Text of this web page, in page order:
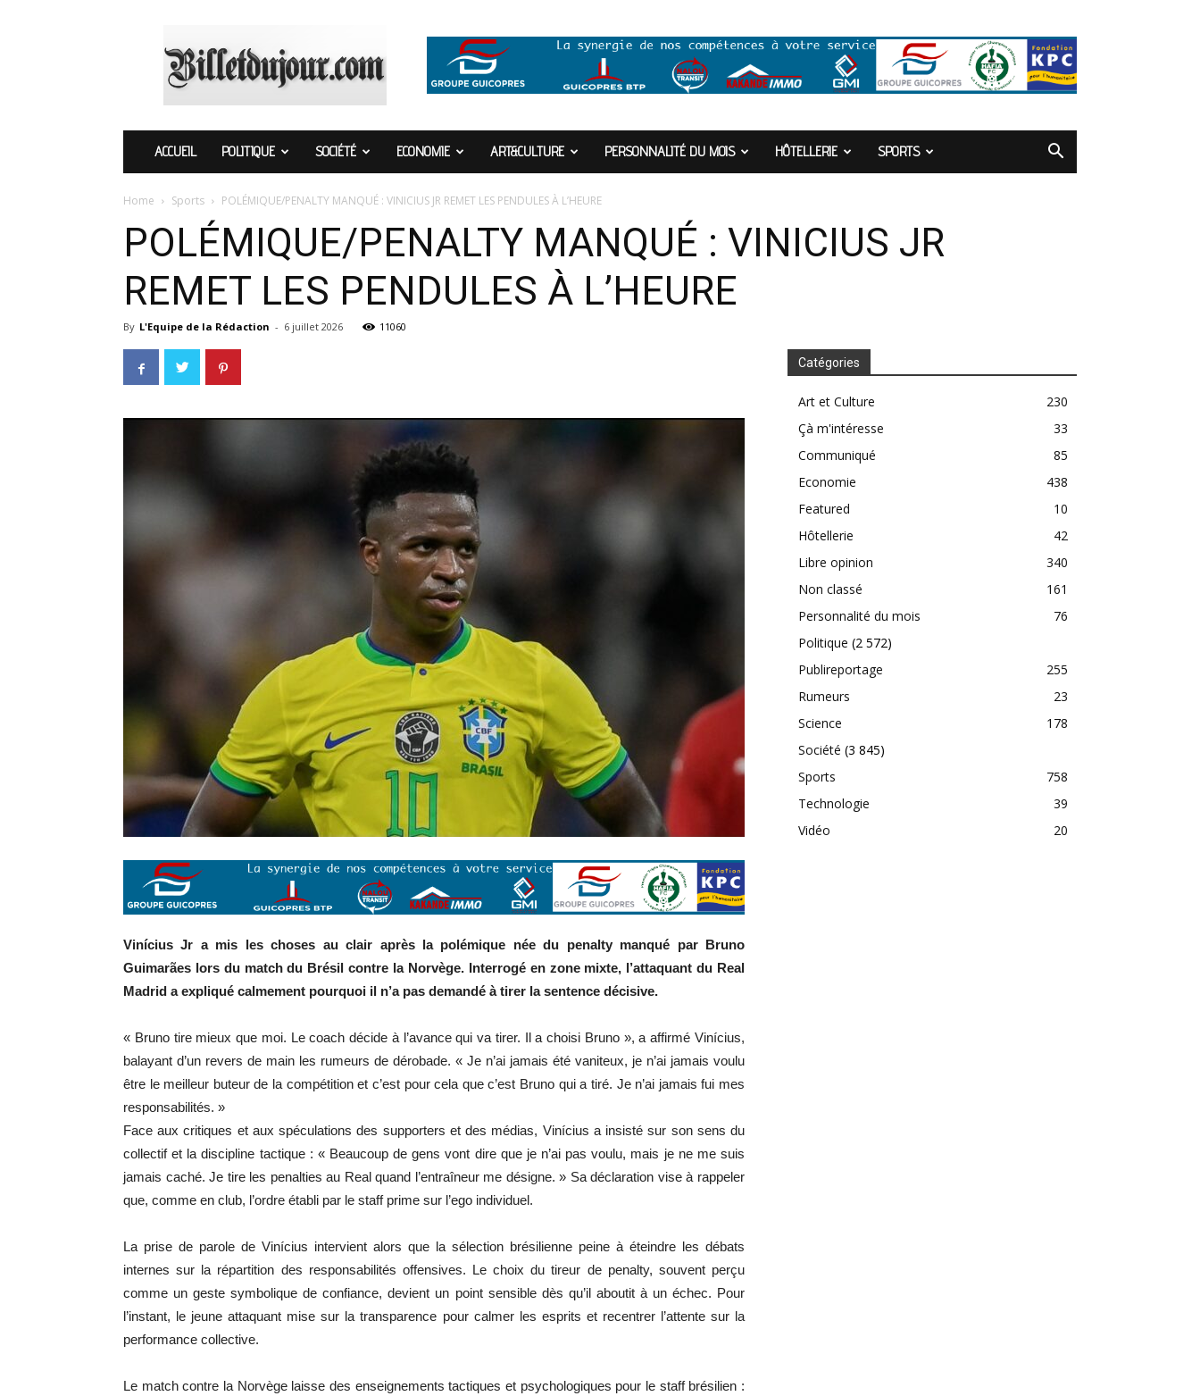
ACCUEIL POLITIQUE SOCIÉTÉ ECONOMIE ART&CULTURE PERSONNALITÉ DU MOIS HÔTELLERIE SPORTS
Home Sports POLÉMIQUE/PENALTY MANQUÉ : VINICIUS JR REMET LES PENDULES À L’HEURE
POLÉMIQUE/PENALTY MANQUÉ : VINICIUS JR
REMET LES PENDULES À L’HEURE
By L'Equipe de la Rédaction - 6 juillet 2026 11060
Vinícius Jr a mis les choses au clair après la polémique née du penalty manqué par Bruno
Guimarães lors du match du Brésil contre la Norvège. Interrogé en zone mixte, l’attaquant du Real
Madrid a expliqué calmement pourquoi il n’a pas demandé à tirer la sentence décisive.
« Bruno tire mieux que moi. Le coach décide à l’avance qui va tirer. Il a choisi Bruno », a affirmé Vinícius,
balayant d’un revers de main les rumeurs de dérobade. « Je n’ai jamais été vaniteux, je n’ai jamais voulu
être le meilleur buteur de la compétition et c’est pour cela que c’est Bruno qui a tiré. Je n’ai jamais fui mes
responsabilités. »
Face aux critiques et aux spéculations des supporters et des médias, Vinícius a insisté sur son sens du
collectif et la discipline tactique : « Beaucoup de gens vont dire que je n’ai pas voulu, mais je ne me suis
jamais caché. Je tire les penalties au Real quand l’entraîneur me désigne. » Sa déclaration vise à rappeler
que, comme en club, l’ordre établi par le staff prime sur l’ego individuel.
La prise de parole de Vinícius intervient alors que la sélection brésilienne peine à éteindre les débats
internes sur la répartition des responsabilités offensives. Le choix du tireur de penalty, souvent perçu
comme un geste symbolique de confiance, devient un point sensible dès qu’il aboutit à un échec. Pour
l’instant, le jeune attaquant mise sur la transparence pour calmer les esprits et recentrer l’attente sur la
performance collective.
Le match contre la Norvège laisse des enseignements tactiques et psychologiques pour le staff brésilien :
Catégories
Art et Culture
230
Çà m'intéresse
33
Communiqué
85
Economie
438
Featured
10
Hôtellerie
42
Libre opinion
340
Non classé
161
Personnalité du mois
76
Politique (2 572)
Publireportage
255
Rumeurs
23
Science
178
Société (3 845)
Sports
758
Technologie
39
Vidéo
20